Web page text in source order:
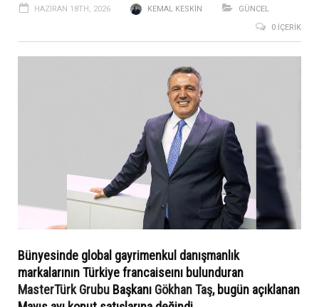
HAZIRAN 18TH, 2026 KEMAL KESKIN
GÜNCEL
0 İÇERIK
Bünyesinde global gayrimenkul danışmanlık
markalarının Türkiye francaiseını bulunduran
MasterTürk Grubu Başkanı Gökhan Taş, bugün açıklanan